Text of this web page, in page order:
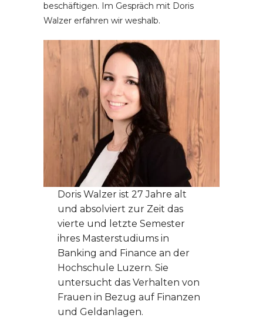
beschäftigen. Im Gespräch mit Doris
Walzer erfahren wir weshalb.
Doris Walzer ist 27 Jahre alt
und absolviert zur Zeit das
vierte und letzte Semester
ihres Masterstudiums in
Banking and Finance an der
Hochschule Luzern. Sie
untersucht das Verhalten von
Frauen in Bezug auf Finanzen
und Geldanlagen.